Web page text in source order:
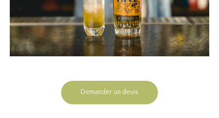
Demander un devis